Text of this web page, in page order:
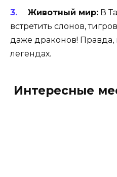
Животный мир:В
встретить слонов,
даже драконов! Правда,
легендах.
Интересные